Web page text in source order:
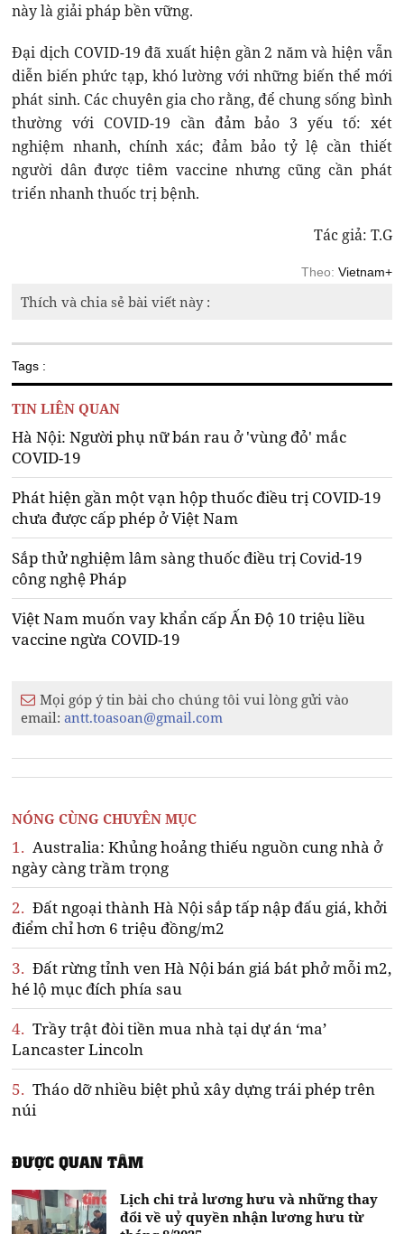
này là giải pháp bền vững.
Đại dịch COVID-19 đã xuất hiện gần 2 năm và hiện vẫn
diễn biến phức tạp, khó lường với những biến thể mới
phát sinh. Các chuyên gia cho rằng, để chung sống bình
thường với COVID-19 cần đảm bảo 3 yếu tố: xét
nghiệm nhanh, chính xác; đảm bảo tỷ lệ cần thiết
người dân được tiêm vaccine nhưng cũng cần phát
triển nhanh thuốc trị bệnh.
Tác giả: T.G
Theo: Vietnam+
Thích và chia sẻ bài viết này :
Tags :
TIN LIÊN QUAN
Hà Nội: Người phụ nữ bán rau ở 'vùng đỏ' mắc
COVID-19
Phát hiện gần một vạn hộp thuốc điều trị COVID-19
chưa được cấp phép ở Việt Nam
Sắp thử nghiệm lâm sàng thuốc điều trị Covid-19
công nghệ Pháp
Việt Nam muốn vay khẩn cấp Ấn Độ 10 triệu liều
vaccine ngừa COVID-19
Mọi góp ý tin bài cho chúng tôi vui lòng gửi vào
email:antt.toasoan@gmail.com
NÓNG CÙNG CHUYÊN MỤC
1. Australia: Khủng hoảng thiếu nguồn cung nhà ở
ngày càng trầm trọng
2. Đất ngoại thành Hà Nội sắp tấp nập đấu giá, khởi
điểm chỉ hơn 6 triệu đồng/m2
3. Đất rừng tỉnh ven Hà Nội bán giá bát phở mỗi m2,
hé lộ mục đích phía sau
4. Trầy trật đòi tiền mua nhà tại dự án ‘ma’
Lancaster Lincoln
5. Tháo dỡ nhiều biệt phủ xây dựng trái phép trên
núi
ĐƯỢC QUAN TÂM
Lịch chi trả lương hưu và những thay
đổi về uỷ quyền nhận lương hưu từ